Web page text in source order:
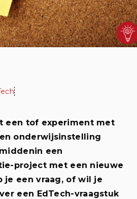
een tof experiment met
onderwijsinstelling
middenin een
project met een nieuwe
je een vraag, of wil je
een EdTech-vraagstuk